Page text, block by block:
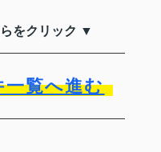
をクリック ▼
一覧へ進む